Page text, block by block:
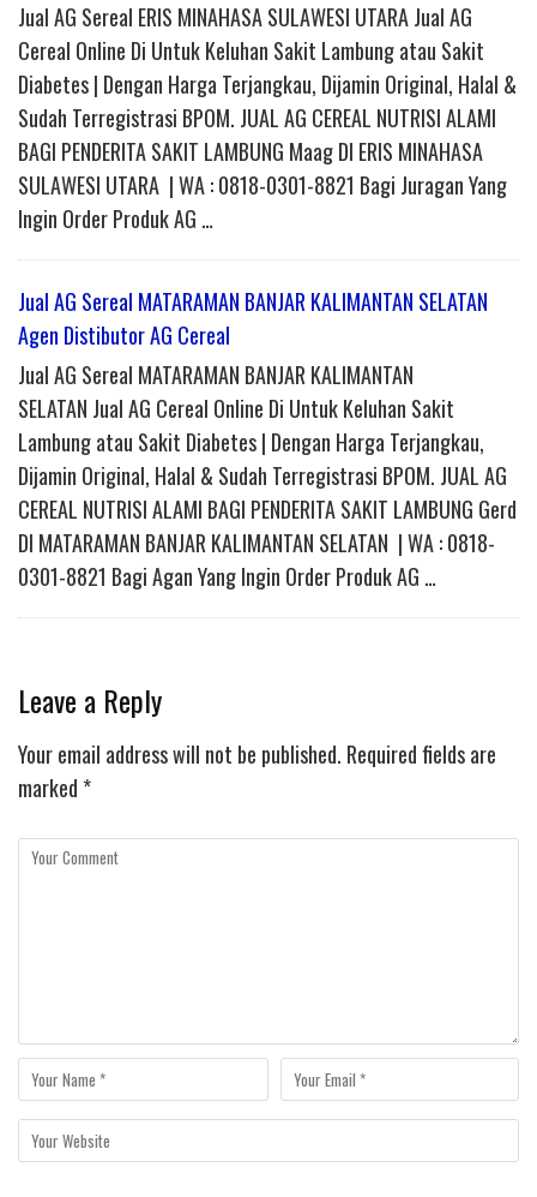
Jual AG Sereal ERIS MINAHASA SULAWESI UTARA Jual AG
Cereal Online Di Untuk Keluhan Sakit Lambung atau Sakit
Diabetes | Dengan Harga Terjangkau, Dijamin Original, Halal &
Sudah Terregistrasi BPOM. JUAL AG CEREAL NUTRISI ALAMI
BAGI PENDERITA SAKIT LAMBUNG Maag DI ERIS MINAHASA
SULAWESI UTARA | WA : 0818-0301-8821 Bagi Juragan Yang
Ingin Order Produk AG …
Jual AG Sereal MATARAMAN BANJAR KALIMANTAN SELATAN
Agen Distibutor AG Cereal
Jual AG Sereal MATARAMAN BANJAR KALIMANTAN
SELATAN Jual AG Cereal Online Di Untuk Keluhan Sakit
Lambung atau Sakit Diabetes | Dengan Harga Terjangkau,
Dijamin Original, Halal & Sudah Terregistrasi BPOM. JUAL AG
CEREAL NUTRISI ALAMI BAGI PENDERITA SAKIT LAMBUNG Gerd
DI MATARAMAN BANJAR KALIMANTAN SELATAN | WA : 0818-
0301-8821 Bagi Agan Yang Ingin Order Produk AG …
Leave a Reply
Your email address will not be published. Required fields are
marked *